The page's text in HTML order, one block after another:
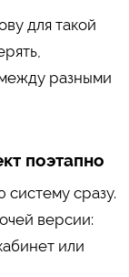
для такой
разными
поэтапно
систему сразу.
версии:
или